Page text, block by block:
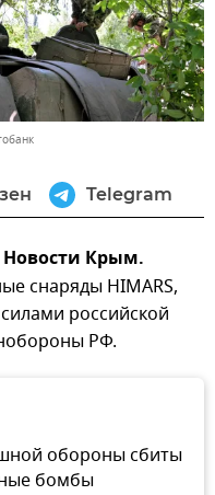
Telegram
Крым.
снаряды HIMARS,
российской
РФ.
обороны сбиты
бомбы